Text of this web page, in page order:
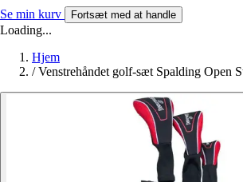
Se min kurv Fortsæt med at handle
Loading...
Hjem
/ Venstrehåndet golf-sæt Spalding Open